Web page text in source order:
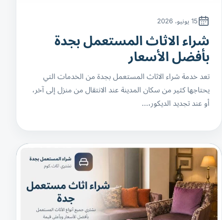
15 يونيو، 2026
شراء الاثاث المستعمل بجدة
بأفضل الأسعار
تعد خدمة شراء الاثاث المستعمل بجدة من الخدمات التي
يحتاجها كثير من سكان المدينة عند الانتقال من منزل إلى آخر،
أو عند تجديد الديكور،…